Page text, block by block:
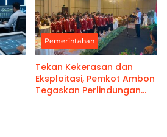
Pemerintahan
Tekan Kekerasan dan
Eksploitasi, Pemkot Ambon
Tegaskan Perlindungan